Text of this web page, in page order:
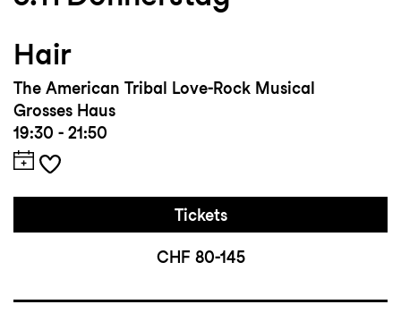
Hair
The American Tribal Love-Rock Musical
Grosses Haus
19:30 - 21:50
Tickets
CHF 80-145